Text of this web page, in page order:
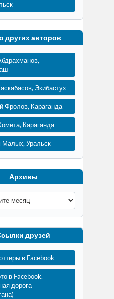
других авторов
Экибастуз
Фролов, Караганда
Караганда
Малых, Уральск
Архивы
друзей
в Facebook
в Facebook.
дорога